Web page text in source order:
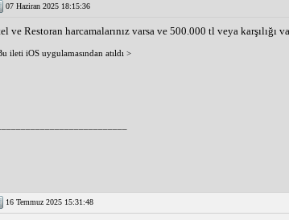
07 Haziran 2025 18:15:36
ve Restoran harcamalarınız varsa ve 500.000 tl veya
ileti iOS uygulamasından atıldı >
16 Temmuz 2025 15:31:48